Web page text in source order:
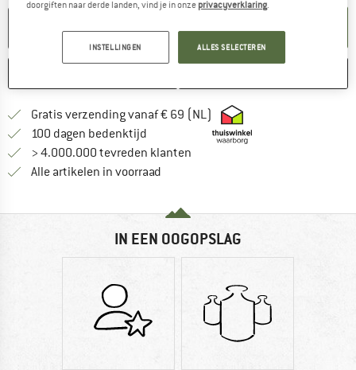
IN DE WINKELMAND
Gratis verzending vanaf € 69 (NL) Vind hier de
100 dagen bedenktijd Vind de betalingsinformatie hier!
> 4.000.000 tevreden klanten
Alle artikelen in voorraad
IN EEN OOGOPSLAG
doorgiften naar derde landen, vind je in onze privacyverklaring
INSTELLINGEN ALLES SELECTEREN